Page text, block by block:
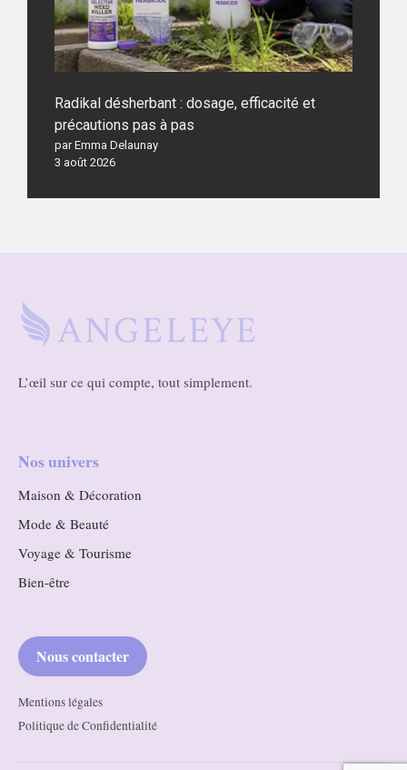
Radikal désherbant : dosage, efficacité et
précautions pas à pas
par Emma Delaunay
3 août 2026
L’œil sur ce qui compte, tout simplement.
Nos univers
Maison & Décoration
Mode & Beauté
Voyage & Tourisme
Bien-être
Nous contacter
Mentions légales
Politique de Confidentialité